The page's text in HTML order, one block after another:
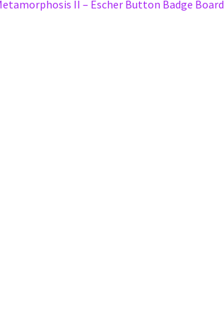
II – Escher Button Badge Board